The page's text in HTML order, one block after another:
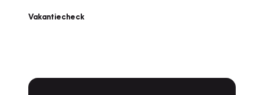
Vakantiecheck